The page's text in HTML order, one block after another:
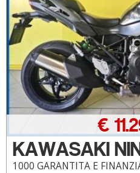
KAWASAKI
1000 GARANTITA E
€